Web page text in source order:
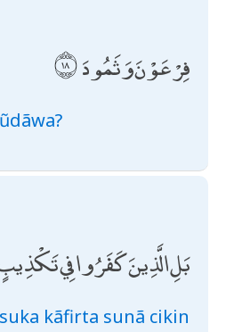
فِرْعَوْنَ وَثَمُودَ
بَلِ الَّذِينَ كَفَرُوا فِي
kãfirta sunã cikin